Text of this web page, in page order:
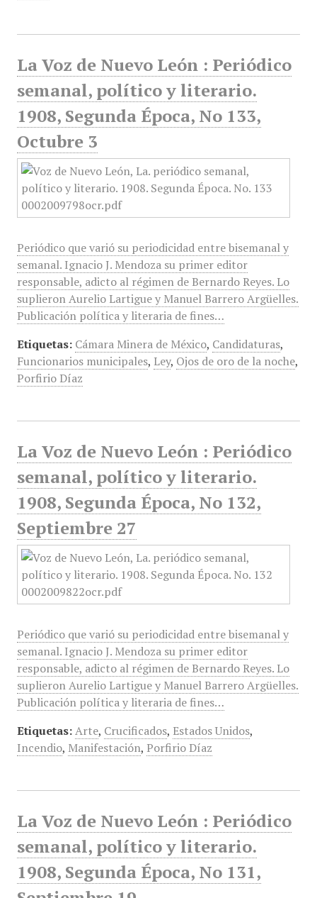
La Voz de Nuevo León : Periódico
semanal, político y literario.
1908, Segunda Época, No 133,
Octubre 3
Periódico que varió su periodicidad entre bisemanal y
semanal. Ignacio J. Mendoza su primer editor
responsable, adicto al régimen de Bernardo Reyes. Lo
suplieron Aurelio Lartigue y Manuel Barrero Argüelles.
Publicación política y literaria de fines…
Etiquetas: Cámara Minera de México, Candidaturas,
Funcionarios municipales, Ley, Ojos de oro de la noche,
Porfirio Díaz
La Voz de Nuevo León : Periódico
semanal, político y literario.
1908, Segunda Época, No 132,
Septiembre 27
Periódico que varió su periodicidad entre bisemanal y
semanal. Ignacio J. Mendoza su primer editor
responsable, adicto al régimen de Bernardo Reyes. Lo
suplieron Aurelio Lartigue y Manuel Barrero Argüelles.
Publicación política y literaria de fines…
Etiquetas: Arte, Crucificados, Estados Unidos,
Incendio, Manifestación, Porfirio Díaz
La Voz de Nuevo León : Periódico
semanal, político y literario.
1908, Segunda Época, No 131,